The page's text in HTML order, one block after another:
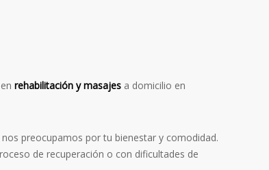
rehabilitación y masajes a domicilio en
preocupamos por tu bienestar y comodidad.
de recuperación o con dificultades de